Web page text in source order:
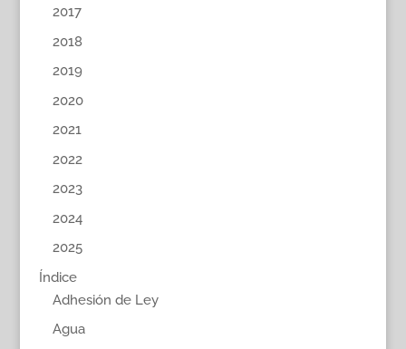
2017
2018
2019
2020
2021
2022
2023
2024
2025
Índice
Adhesión de Ley
Agua